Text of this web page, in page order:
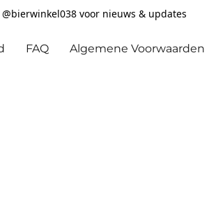
voor nieuws & updates
FAQ Algemene Voorwaarden